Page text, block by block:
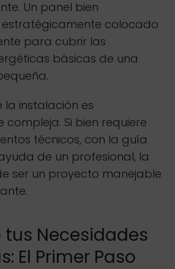
Un panel bien
colocado
para cubrir las
básicas de una
la instalación es
compleja. Si bien requiere
técnicos, con la guía
de un profesional, la
ser un proyecto manejable
tus Necesidades
El Primer Paso